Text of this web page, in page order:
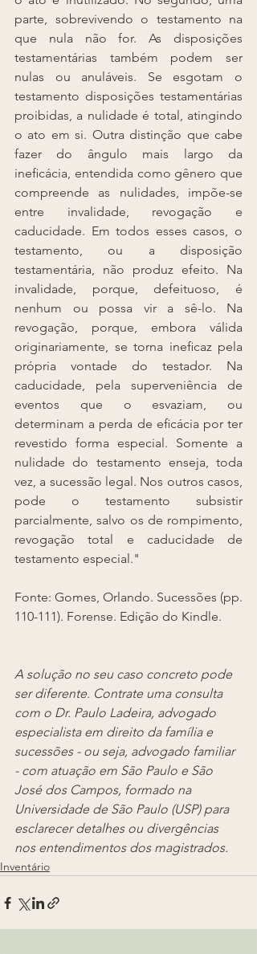
parte, sobrevivendo o testamento na
que nula não for. As disposições
testamentárias também podem ser
nulas ou anuláveis. Se esgotam o
testamento disposições testamentárias
proibidas, a nulidade é total, atingindo
o ato em si. Outra distinção que cabe
fazer do ângulo mais largo da
ineﬁcácia, entendida como gênero que
compreende as nulidades, impõe-se
entre invalidade, revogação e
caducidade. Em todos esses casos, o
testamento, ou a disposição
testamentária, não produz efeito. Na
invalidade, porque, defeituoso, é
nenhum ou possa vir a sê-lo. Na
revogação, porque, embora válida
originariamente, se torna ineﬁcaz pela
própria vontade do testador. Na
caducidade, pela superveniência de
eventos que o esvaziam, ou
determinam a perda de eﬁcácia por ter
revestido forma especial. Somente a
nulidade do testamento enseja, toda
vez, a sucessão legal. Nos outros casos,
pode o testamento subsistir
parcialmente, salvo os de rompimento,
revogação total e caducidade de
testamento especial."
Fonte: Gomes, Orlando. Sucessões (pp.
110-111). Forense. Edição do Kindle.
A solução no seu caso concreto pode
ser diferente. Contrate uma consulta
com o Dr. Paulo Ladeira, advogado
especialista em direito da família e
sucessões - ou seja, advogado familiar
- com atuação em São Paulo e São
José dos Campos, formado na
Universidade de São Paulo (USP) para
esclarecer detalhes ou divergências
nos entendimentos dos magistrados.
Inventário